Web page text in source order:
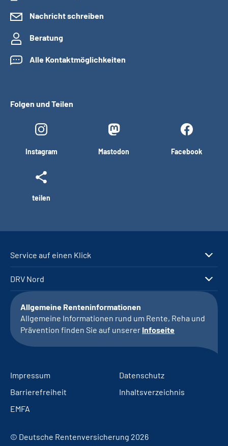
Nachricht schreiben
Beratung
Alle Kontaktmöglichkeiten
Folgen und Teilen
Instagram Mastodon Facebook
teilen
Service auf einen Klick
DRV Nord
Allgemeine Renteninformationen
Allgemeine Informationen rund um Rente, Reha und
Prävention finden Sie auf unserer Infoseite
Impressum
Datenschutz
Barrierefreiheit
Inhaltsverzeichnis
EMFA
© Deutsche Rentenversicherung 2026